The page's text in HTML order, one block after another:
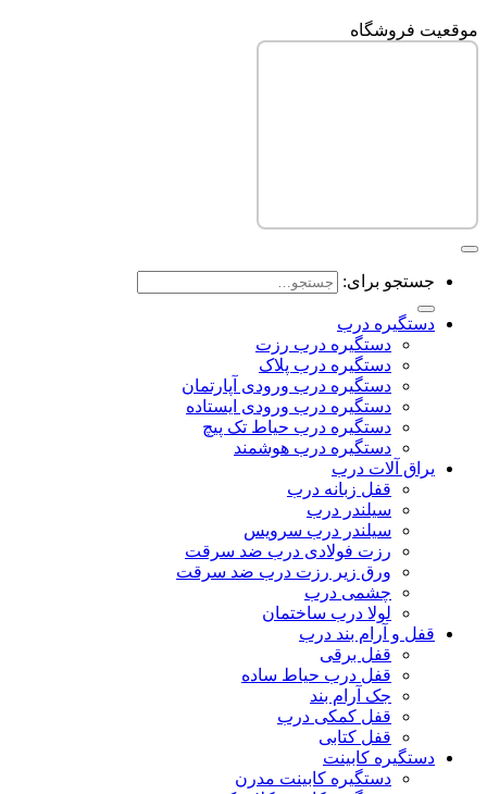
موقعیت فروشگاه
جستجو برای:
دستگیره درب
دستگیره درب رزت
دستگیره درب پلاک
دستگیره درب ورودی آپارتمان
دستگیره درب ورودی ایستاده
دستگیره درب حیاط تک پیچ
دستگیره درب هوشمند
یراق آلات درب
قفل زبانه درب
سیلندر درب
سیلندر درب سرویس
رزت فولادی درب ضد سرقت
ورق زیر رزت درب ضد سرقت
چشمی درب
لولا درب ساختمان
قفل و آرام بند درب
قفل برقی
قفل درب حیاط ساده
جک آرام بند
قفل کمکی درب
قفل کتابی
دستگیره کابینت
دستگیره کابینت مدرن